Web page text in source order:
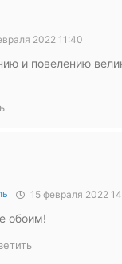
2022 11:40
и повелению
15 февраля 2022
обоим!